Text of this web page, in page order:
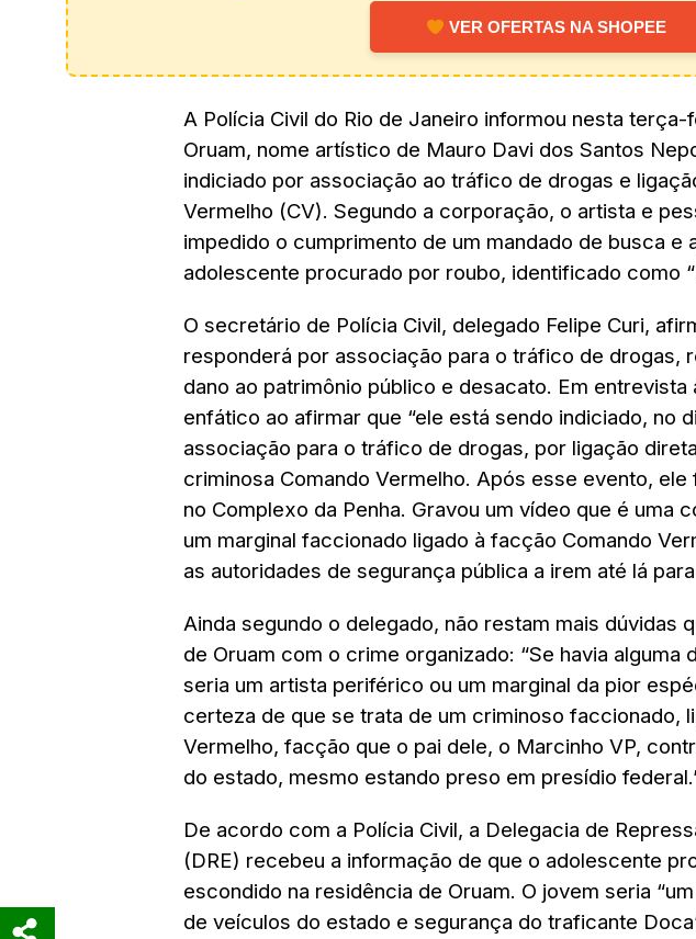
VER OFERTAS NA SHOPEE
A Polícia Civil do Rio de Janeiro informou nesta
Oruam, nome artístico de Mauro Davi dos Santos
indiciado por associação ao tráfico de drogas e
Vermelho (CV). Segundo a corporação, o artista e
impedido o cumprimento de um mandado de busca e
adolescente procurado por roubo, identificado como
O secretário de Polícia Civil, delegado Felipe Curi,
responderá por associação para o tráfico de drogas,
dano ao patrimônio público e desacato. Em entrevista
enfático ao afirmar que “ele está sendo indiciado, no
associação para o tráfico de drogas, por ligação
criminosa Comando Vermelho. Após esse evento,
no Complexo da Penha. Gravou um vídeo que é uma
um marginal faccionado ligado à facção Comando
as autoridades de segurança pública a irem até lá
Ainda segundo o delegado, não restam mais dúvidas
de Oruam com o crime organizado: “Se havia alguma
seria um artista periférico ou um marginal da pior
certeza de que se trata de um criminoso faccionado,
Vermelho, facção que o pai dele, o Marcinho VP,
do estado, mesmo estando preso em presídio
De acordo com a Polícia Civil, a Delegacia de
(DRE) recebeu a informação de que o adolescente
escondido na residência de Oruam. O jovem seria
de veículos do estado e segurança do traficante